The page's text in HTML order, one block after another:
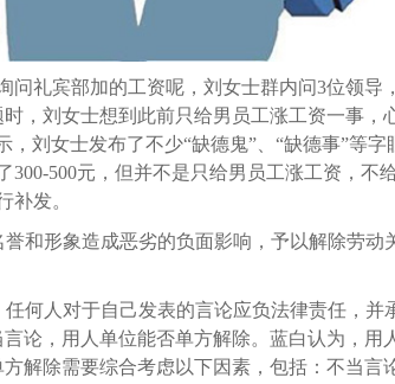
问礼宾部加的工资呢，刘女士群内问3位领导
，刘女士想到此前只给男员工涨工资一事，
刘女士发布了不少“缺德鬼”、“缺德事”等
500元，但并不是只给男员工涨工资，不
补发。
和形象造成恶劣的负面影响，予以解除劳动
何人对于自己发表的言论应负法律责任，并
论，用人单位能否单方解除。蓝白认为，用
解除需要综合考虑以下因素，包括：不当言